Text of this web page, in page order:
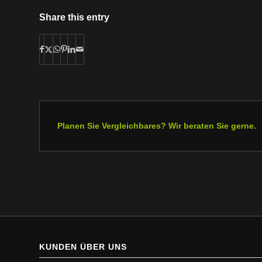
Share this entry
Planen Sie Vergleichbares? Wir beraten Sie gerne.
KUNDEN ÜBER UNS